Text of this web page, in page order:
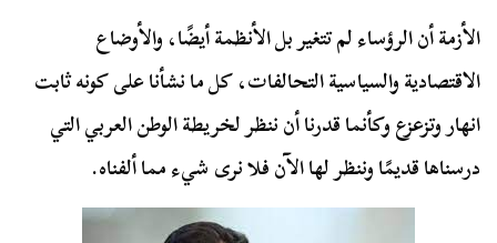
الأزمة أن الرؤساء لم تتغير بل الأنظمة أيضًا، والأوضاع
الاقتصادية والسياسية التحالفات، كل ما نشأنا على كونه ثابت
انهار وتزعزع وكأنما قدرنا أن ننظر لخريطة الوطن العربي التي
درسناها قديمًا وننظر لها الآن فلا نرى شيء مما ألفناه.